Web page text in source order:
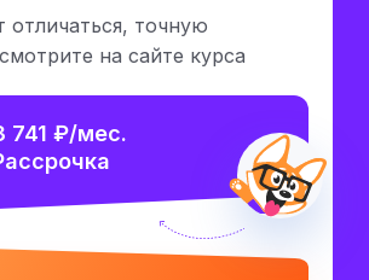
точную
на сайте курса
741 ₽/мес.